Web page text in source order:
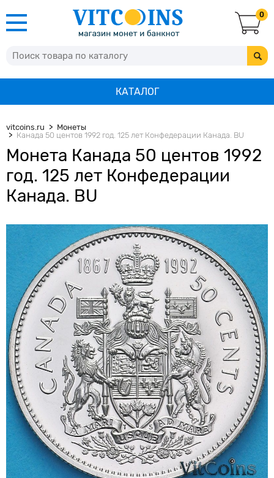
0
КАТАЛОГ
vitcoins.ru
Монеты
Канада 50 центов 1992 год. 125 лет Конфедерации Канада. BU
Монета Канада 50 центов 1992
год. 125 лет Конфедерации
Канада. BU